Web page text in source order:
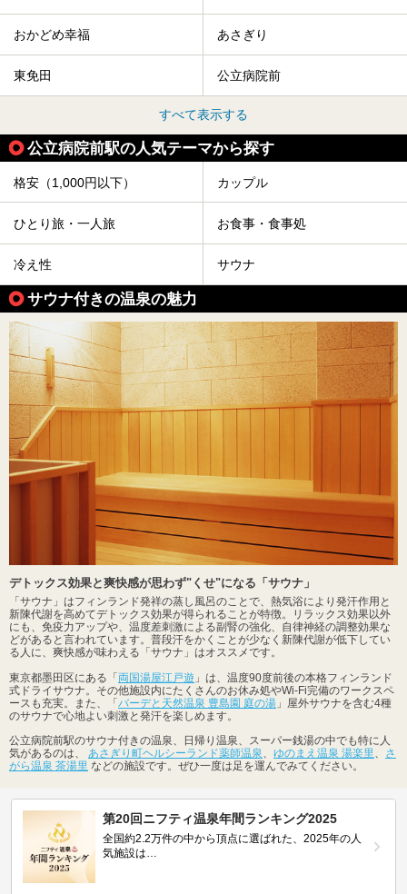
おかどめ幸福 あさぎり
東免田 公立病院前
すべて表示する
公立病院前駅の人気テーマから探す
格安（1,000円以下） カップル
ひとり旅・一人旅 お食事・食事処
冷え性 サウナ
サウナ付きの温泉の魅力
デトックス効果と爽快感が思わず"くせ"になる「サウナ」
「サウナ」はフィンランド発祥の蒸し風呂のことで、熱気浴により発汗作用と
新陳代謝を高めてデトックス効果が得られることが特徴。リラックス効果以外
にも、免疫力アップや、温度差刺激による副腎の強化、自律神経の調整効果な
どがあると言われています。普段汗をかくことが少なく新陳代謝が低下してい
る人に、爽快感が味わえる「サウナ」はオススメです。
東京都墨田区にある「両国湯屋江戸遊 」は、温度90度前後の本格フィンランド
式ドライサウナ。その他施設内にたくさんのお休み処やWi-Fi完備のワークスペ
ースも充実。また、「バーデと天然温泉 豊島園 庭の湯 」屋外サウナを含む4種
のサウナで心地よい刺激と発汗を楽しめます。
公立病院前駅のサウナ付きの温泉、日帰り温泉、スーパー銭湯の中でも特に人
気があるのは、 あさぎり町ヘルシーランド薬師温泉 ゆのまえ温泉 湯楽里
さ
がら温泉 茶湯里 などの施設です。ぜひ一度は足を運んでみてください。
第20回ニフティ温泉年間ランキング2025
全国約2.2万件の中から頂点に選ばれた、2025年の人
気施設は…